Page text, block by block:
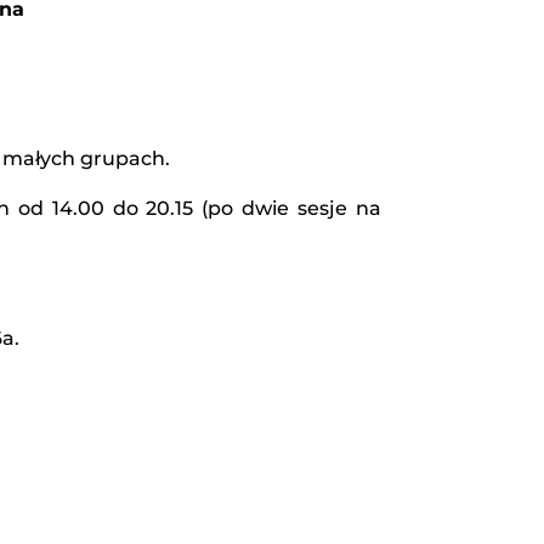
grupach.
14.00 do 20.15 (po dwie sesje na